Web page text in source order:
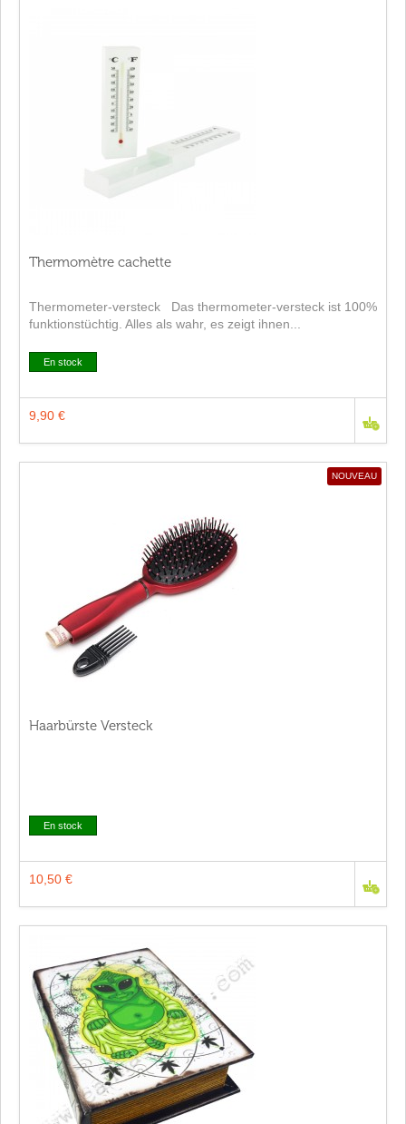
Thermomètre cachette
Thermometer-versteck Das thermometer-versteck ist 100%
funktionstüchtig. Alles als wahr, es zeigt ihnen...
En stock
9,90 €
NOUVEAU
Haarbürste Versteck
En stock
10,50 €